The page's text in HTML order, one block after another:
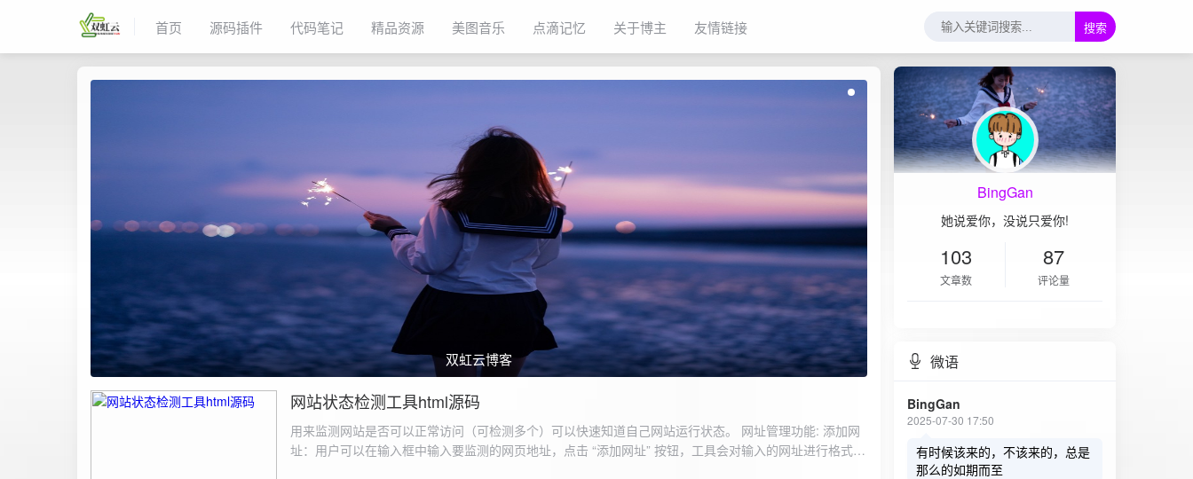
首页 源码插件 代码笔记 精品资源 美图音乐 点滴记忆 关于博主 友情链接 搜索
双虹云博客
2025-8-12
网站状态检测工具html源码
用来监测网站是否可以正常访问（可检测多个）可以快速知道自己网站运行状态。 网址管理功能: 添加网
址：用户可以在输入框中输入要监测的网页地址，点击 “添加网址” 按钮，工具会对输入的网址进行格式验
BingGan
她说爱你，没说只爱你!
103
文章数
87
评论量
微语
BingGan
2025-07-30 17:50
有时候该来的，不该来的，总是
那么的如期而至